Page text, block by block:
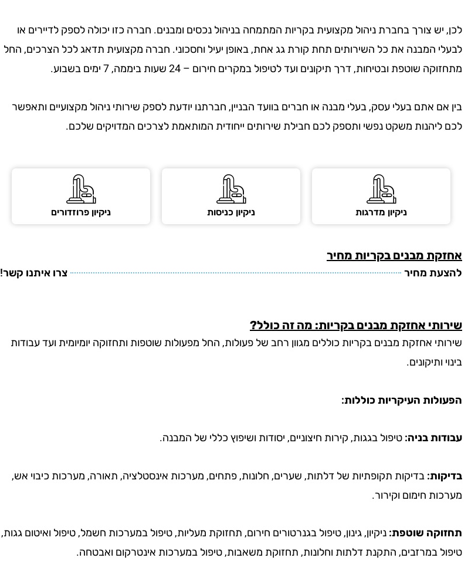
לכן, יש צורך בחברת ניהול מקצועית בקריות המתמחה בניהול נכסים ומבנים. חברה כזו יכולה לספק לדיירים או
לבעלי המבנה את כל השירותים תחת קורת גג אחת, באופן יעיל וחסכוני. חברה מקצועית תדאג לכל הצרכים, החל
מתחזוקה שוטפת ובטיחות, דרך תיקונים ועד לטיפול במקרים חירום – 24 שעות ביממה, 7 ימים בשבוע.
בין אם אתם בעלי עסק, בעלי מבנה או חברים בוועד הבניין, חברתנו יודעת לספק שירותי ניהול מקצועיים ותאפשר
לכם ליהנות משקט נפשי ותספק לכם חבילת שירותים ייחודית המותאמת לצרכים המדויקים שלכם.
ניקיון מדרגות ניקיון כניסות ניקיון פרוזדורים
אחזקת מבנים בקריות מחיר
להצעת מחיר צרו איתנו קשר!
שירותי אחזקת מבנים בקריות: מה זה כולל?
שירותי אחזקת מבנים בקריות כוללים מגוון רחב של פעולות, החל מפעולות שוטפות ותחזוקה יומיומית ועד עבודות
בינוי ותיקונים.
הפעולות העיקריות כוללות:
עבודות בניה: טיפול בגגות, קירות חיצוניים, יסודות ושיפוץ כללי של המבנה.
בדיקות: בדיקות תקופתיות של דלתות, שערים, חלונות, פתחים, מערכות אינסטלציה, תאורה, מערכות כיבוי אש,
מערכות חימום וקירור.
תחזוקה שוטפת: ניקיון, גינון, טיפול בגנרטורים חירום, תחזוקת מעליות, טיפול במערכות חשמל, טיפול ואיטום גגות,
טיפול במרזבים, התקנת דלתות וחלונות, תחזוקת משאבות, טיפול במערכות אינטרקום ואבטחה.